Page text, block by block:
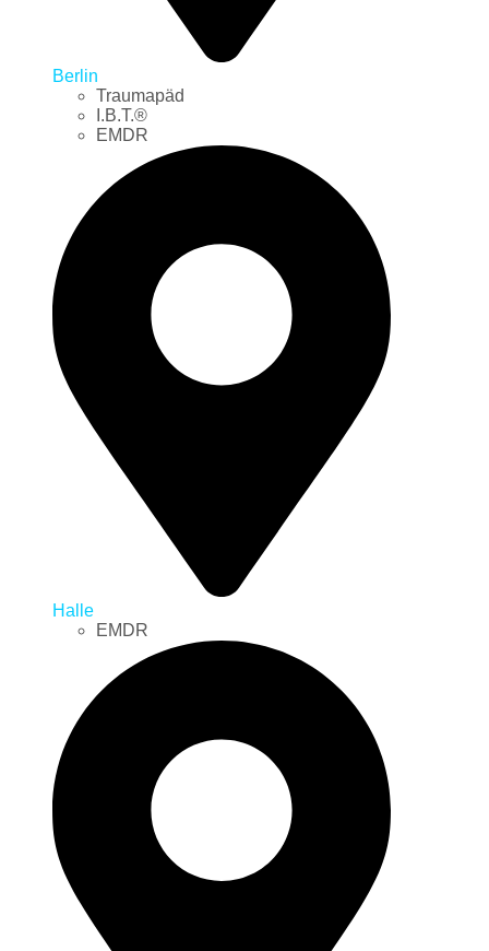
Berlin
Traumapäd
I.B.T.®
EMDR
Halle
EMDR